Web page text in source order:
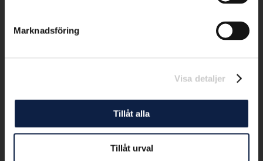
Marknadsföring
Visa detaljer
Tillåt alla
Tillåt urval